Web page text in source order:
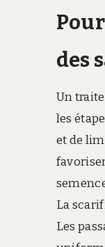
des
Un
les
et de
La
Les